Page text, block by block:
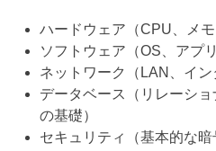
ハードウェア（CPU、メモ
ソフトウェア（OS、アプ
ネットワーク（LAN、イン
データベース（リレーシ
の基礎）
セキュリティ（基本的な暗